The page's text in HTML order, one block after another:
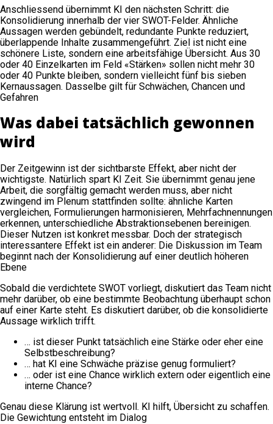
Anschliessend übernimmt KI den nächsten Schritt: die
Konsolidierung innerhalb der vier SWOT-Felder. Ähnliche
Aussagen werden gebündelt, redundante Punkte reduziert,
überlappende Inhalte zusammengeführt. Ziel ist nicht eine
schönere Liste, sondern eine arbeitsfähige Übersicht. Aus 30
oder 40 Einzelkarten im Feld «Stärken» sollen nicht mehr 30
oder 40 Punkte bleiben, sondern vielleicht fünf bis sieben
Kernaussagen. Dasselbe gilt für Schwächen, Chancen und
Gefahren
Was dabei tatsächlich gewonnen
wird
Der Zeitgewinn ist der sichtbarste Effekt, aber nicht der
wichtigste. Natürlich spart KI Zeit. Sie übernimmt genau jene
Arbeit, die sorgfältig gemacht werden muss, aber nicht
zwingend im Plenum stattfinden sollte: ähnliche Karten
vergleichen, Formulierungen harmonisieren, Mehrfachnennungen
erkennen, unterschiedliche Abstraktionsebenen bereinigen.
Dieser Nutzen ist konkret messbar. Doch der strategisch
interessantere Effekt ist ein anderer: Die Diskussion im Team
beginnt nach der Konsolidierung auf einer deutlich höheren
Ebene
Sobald die verdichtete SWOT vorliegt, diskutiert das Team nicht
mehr darüber, ob eine bestimmte Beobachtung überhaupt schon
auf einer Karte steht. Es diskutiert darüber, ob die konsolidierte
Aussage wirklich trifft.
… ist dieser Punkt tatsächlich eine Stärke oder eher eine
Selbstbeschreibung?
… hat KI eine Schwäche präzise genug formuliert?
… oder ist eine Chance wirklich extern oder eigentlich eine
interne Chance?
Genau diese Klärung ist wertvoll. KI hilft, Übersicht zu schaffen.
Die Gewichtung entsteht im Dialog